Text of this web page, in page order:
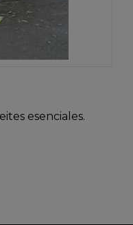
esenciales.